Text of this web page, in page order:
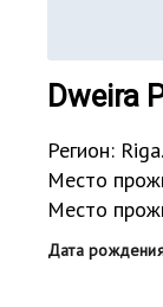
Dweira
Регион: Riga.
Место
Место
Дата